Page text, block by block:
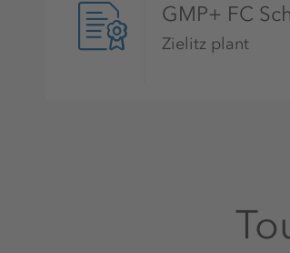
bétail, les besoins sont
concentrés riches en
GMP+ FC
Zielitz plant